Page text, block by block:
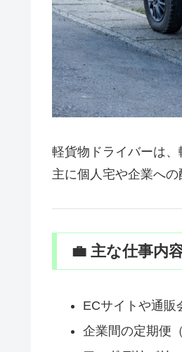
軽貨物ドライバーは、
主に個人宅や企業へ
💼 主な仕事内
ECサイトや通販
企業間の定期便